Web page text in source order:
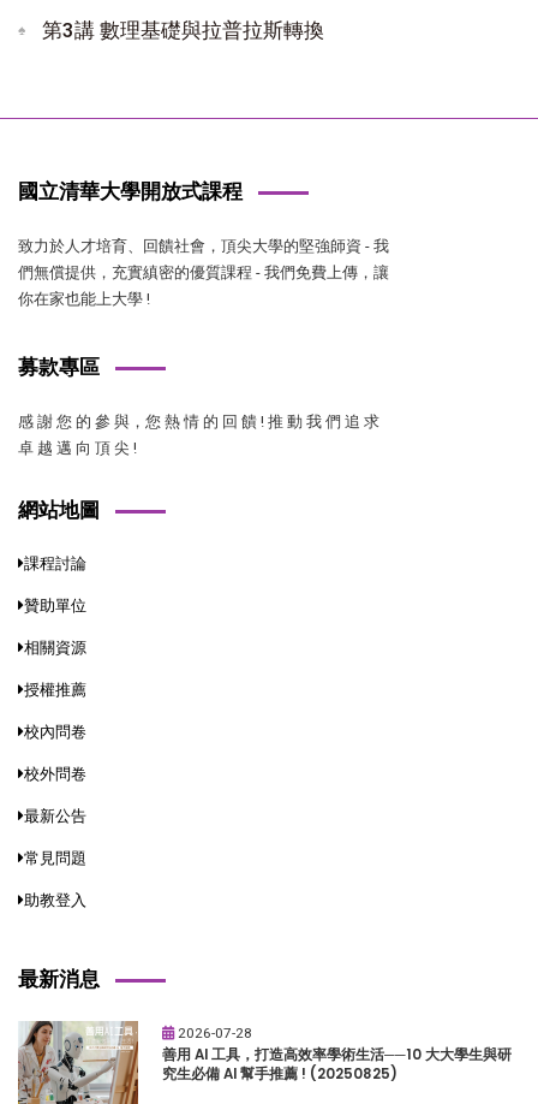
第3講 數理基礎與拉普拉斯轉換
國立清華大學開放式課程
致力於人才培育、回饋社會，頂尖大學的堅強師資 - 我
們無償提供，充實縝密的優質課程 - 我們免費上傳，讓
你在家也能上大學 !
募款專區
感 謝 您 的 參 與，您 熱 情 的 回 饋 ! 推 動 我 們 追 求
卓 越 邁 向 頂 尖 !
網站地圖
課程討論
贊助單位
相關資源
授權推薦
校內問卷
校外問卷
最新公告
常見問題
助教登入
最新消息
2026-07-28
善用 AI 工具，打造高效率學術生活──10 大大學生與研
究生必備 AI 幫手推薦 ! (20250825)